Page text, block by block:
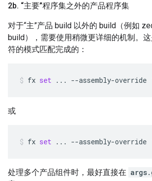
2b. “主要”程序集之外的产品程序集
对于“主”产品 build 以外的 build（例如
build），需要使用稍微更详细的机制。
符的模式匹配完成的：
fx set ... --assembly-override
或
fx set ... --assembly-override
处理多个产品组件时，最好直接在